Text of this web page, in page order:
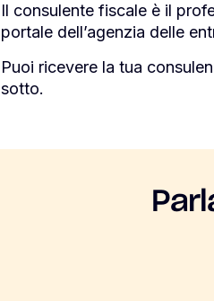
Il consulente fiscale è il
portale dell’agenzia delle
Puoi ricevere la tua
sotto.